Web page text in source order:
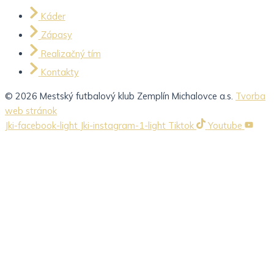
Káder
Zápasy
Realizačný tím
Kontakty
© 2026 Mestský futbalový klub Zemplín Michalovce a.s. Tvorba
web stránok
Jki-facebook-light Jki-instagram-1-light Tiktok Youtube